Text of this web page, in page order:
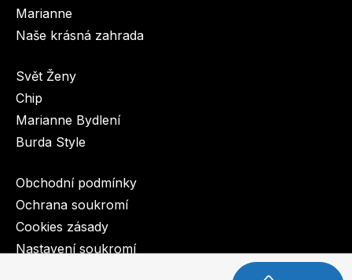
Marianne
Naše krásná zahrada
Svět Ženy
Chip
Marianne Bydlení
Burda Style
Obchodní podmínky
Ochrana soukromí
Cookies zásady
Nastavení soukromí